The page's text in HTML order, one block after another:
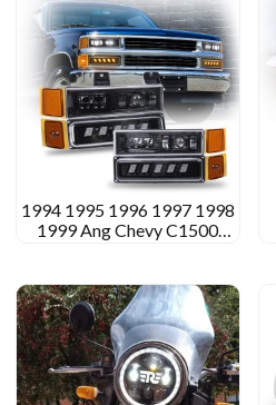
1994 1995 1996 1997 1998
1999 Ang Chevy C1500